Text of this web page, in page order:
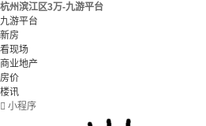
杭州滨江区3万-九游平台
九游平台
新房
看现场
商业地产
房价
楼讯
 小程序